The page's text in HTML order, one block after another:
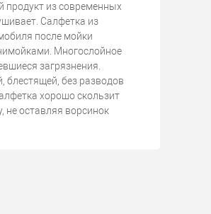
продукт из современных
Салфетка из
после мойки
Многослойное
загрязнения.
блестящей, без разводов
хорошо скользит
не оставляя ворсинок